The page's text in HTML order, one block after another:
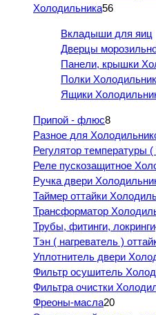
Холодильника56
Вкладыши для яиц
Дверцы
Панели, крышки
Полки
Ящики
Припой - флюс8
Разное для
Регулятор температуры
Реле пускозащитное
Ручка двери
Таймер оттайки
Трансформатор
Трубы, фитинги, локринги
Тэн ( нагреватель )
Уплотнитель двери
Фильтр осушитель
Фильтра очистки
Фреоны-масла20